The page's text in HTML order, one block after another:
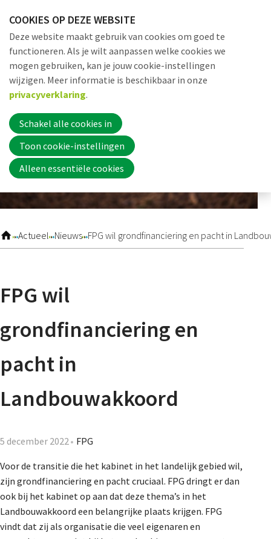
links
over
Jump
to
navigation
to
main
content
Actueel Nieuws FPG wil grondfinanciering en pacht in
FPG wil
grondfinanciering en
pacht in
Landbouwakkoord
5 december 2022 FPG
Voor de transitie die het kabinet in het landelijk gebied wil,
zijn grondfinanciering en pacht cruciaal. FPG dringt er dan
ook bij het kabinet op aan dat deze thema’s in het
Landbouwakkoord een belangrijke plaats krijgen. FPG
vindt dat zij als organisatie die veel eigenaren en
Word nu lid
Lidmaatschap
Dossiers
COOKIES OP DEZE WEBSITE
Deze website maakt gebruik van cookies om goed te
functioneren. Als je wilt aanpassen welke cookies we
mogen gebruiken, kan je jouw cookie-instellingen
wijzigen. Meer informatie is beschikbaar in onze
privacyverklaring.
Schakel alle cookies in
Toon cookie-instellingen
Alleen essentiële cookies